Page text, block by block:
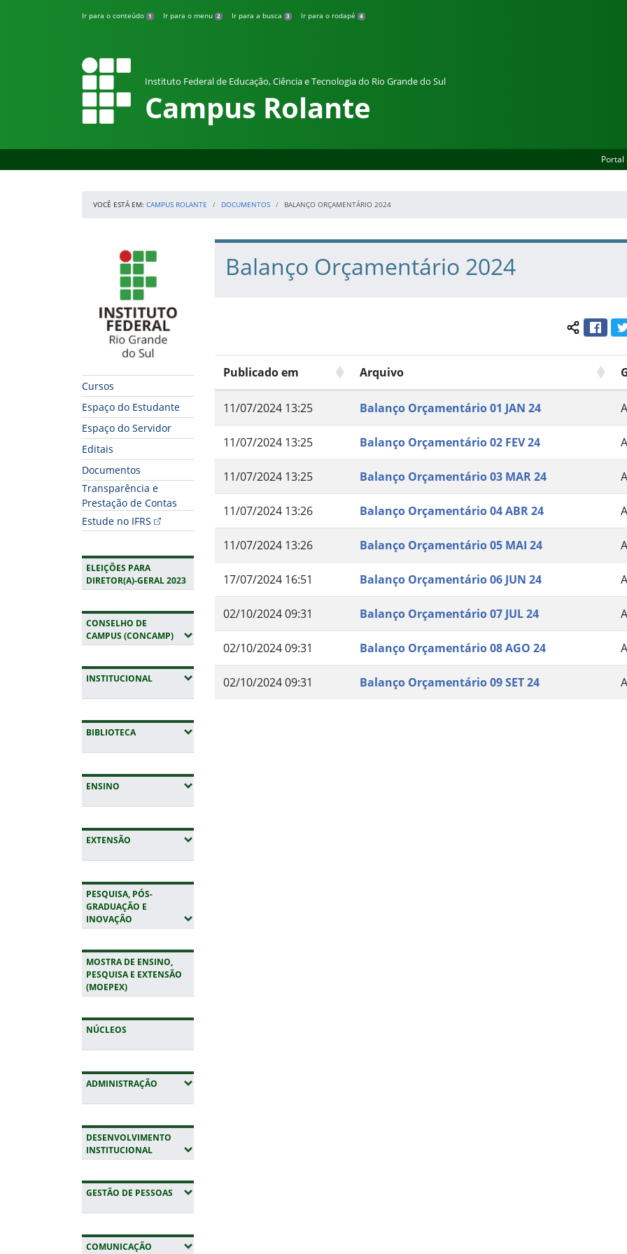
Ir para o conteúdo 1 Ir para o menu 2 Ir para a busca 3 Ir para o rodapé 4
Instituto Federal de Educação, Ciência e Tecnologia do Rio Grande do Sul
Campus Rolante
Portal
VOCÊ ESTÁ EM: CAMPUS ROLANTE DOCUMENTOS BALANÇO ORÇAMENTÁRIO 2024
Início da navegação
Cursos
Espaço do Estudante
Espaço do Servidor
Editais
Documentos
Transparência e
Prestação de Contas
Estude no IFRS
ELEIÇÕES PARA
DIRETOR(A)-GERAL 2023
CONSELHO DE
CAMPUS (CONCAMP)(EXPANDIR SUBMENUS)
INSTITUCIONAL(EXPANDIR SUBMENUS)
BIBLIOTECA(EXPANDIR SUBMENUS)
ENSINO (EXPANDIR SUBMENUS)
EXTENSÃO (EXPANDIR SUBMENUS)
PESQUISA, PÓS-
GRADUAÇÃO E
INOVAÇÃO (EXPANDIR SUBMENUS)
MOSTRA DE ENSINO,
PESQUISA E EXTENSÃO
(MOEPEX)
NÚCLEOS
ADMINISTRAÇÃO (EXPANDIR SUBMENUS)
DESENVOLVIMENTO
INSTITUCIONAL(EXPANDIR SUBMENUS)
GESTÃO DE PESSOAS (EXPANDIR SUBMENUS)
COMUNICAÇÃO (EXPANDIR SUBMENUS)
Início do conteúdo
Balanço Orçamentário 2024
Publicado em Arquivo
11/07/2024 13:25 Balanço Orçamentário 01 JAN 24
11/07/2024 13:25 Balanço Orçamentário 02 FEV 24
11/07/2024 13:25 Balanço Orçamentário 03 MAR 24
11/07/2024 13:26 Balanço Orçamentário 04 ABR 24
11/07/2024 13:26 Balanço Orçamentário 05 MAI 24
17/07/2024 16:51 Balanço Orçamentário 06 JUN 24
02/10/2024 09:31 Balanço Orçamentário 07 JUL 24
02/10/2024 09:31 Balanço Orçamentário 08 AGO 24
02/10/2024 09:31 Balanço Orçamentário 09 SET 24